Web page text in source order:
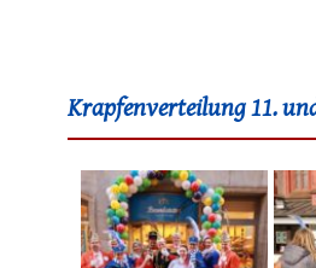
Krapfenverteilung 11.